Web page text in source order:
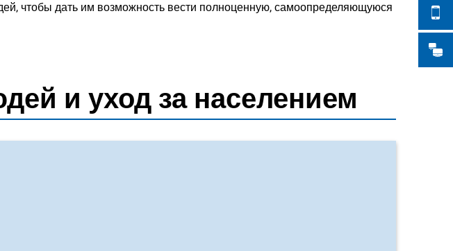
чтобы дать им возможность вести полноценную, самоопределяющуюся
и уход за населением